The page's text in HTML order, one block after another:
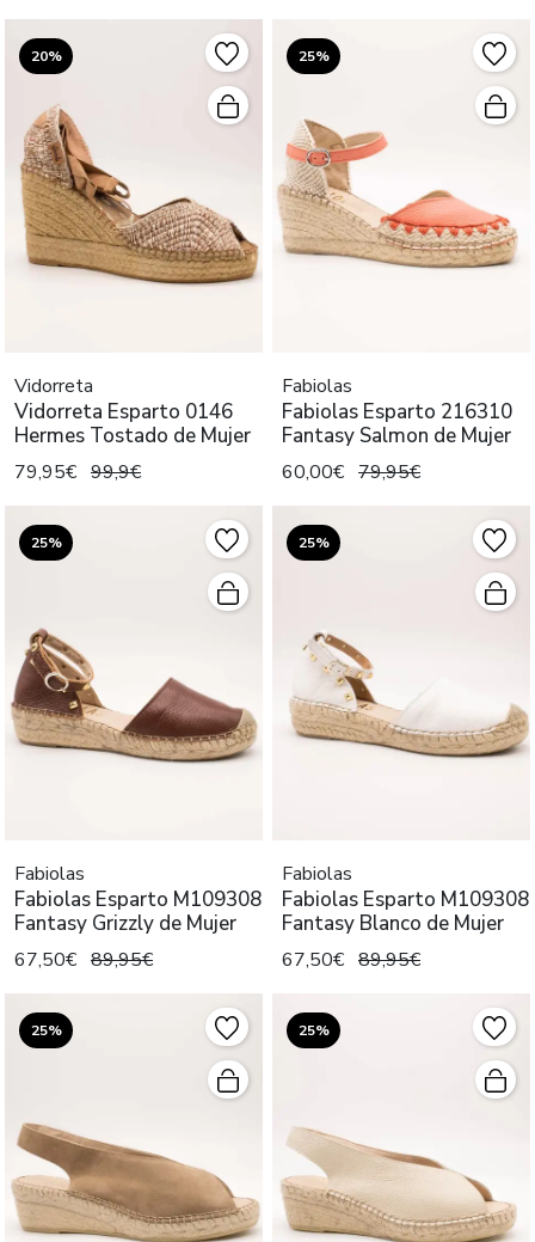
20%
Vidorreta
Vidorreta Esparto 0146
Hermes Tostado de Mujer
79,95€ 99,9€
25%
Fabiolas
Fabiolas Esparto 216310
Fantasy Salmon de Mujer
60,00€ 79,95€
25%
Fabiolas
Fabiolas Esparto M109308
Fantasy Grizzly de Mujer
67,50€ 89,95€
25%
Fabiolas
Fabiolas Esparto M109308
Fantasy Blanco de Mujer
67,50€ 89,95€
25% 25%